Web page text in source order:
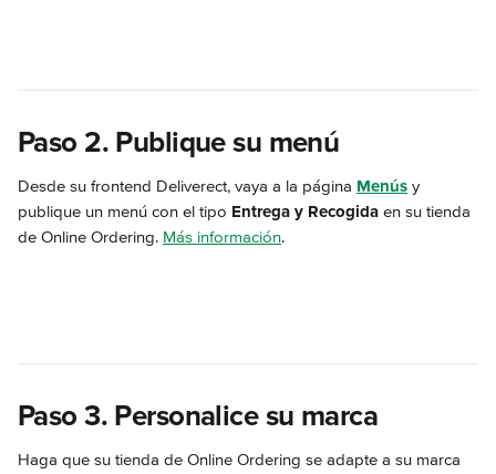
Paso 2. Publique su menú
Desde su frontend Deliverect, vaya a la página Menús y
publique un menú con el tipo Entrega y Recogida en su tienda
de Online Ordering. Más información.
Paso 3. Personalice su marca
Haga que su tienda de Online Ordering se adapte a su marca